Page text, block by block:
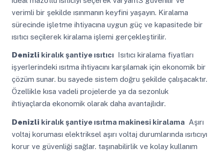
verimli bir şekilde ısınmanın keyfini yaşayın. Kiralama
sürecinde işletme ihtiyacına uygun güç ve kapasitede bir
ısıtıcı seçilerek kiralama işlemi gerçekleştirilir.
Denizli kiralık şantiye ısıtıcıIsıtıcı kiralama fiyatları
işyerlerindeki ısıtma ihtiyacını karşılamak için ekonomik bir
çözüm sunar. bu sayede sistem doğru şekilde çalışacaktır.
Özellikle kısa vadeli projelerde ya da sezonluk
ihtiyaçlarda ekonomik olarak daha avantajlıdır.
Denizli kiralık şantiye ısıtma makinesi kiralamaAşırı
voltaj koruması elektriksel aşırı voltaj durumlarında ısıtıcıyı
korur ve güvenliği sağlar. taşınabilirlik ve kolay kullanım